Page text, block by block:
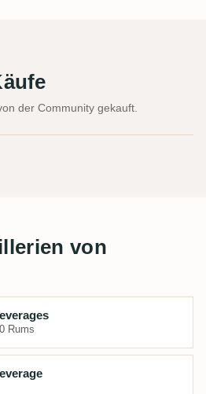
der Community gekauft.
von
Rums